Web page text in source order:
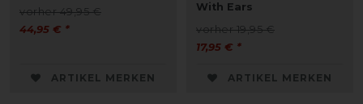
vorher 49,95 €
44,95 € *
ARTIKEL MERKEN
With Ears
vorher 19,95 €
17,95 € *
ARTIKEL MERKEN